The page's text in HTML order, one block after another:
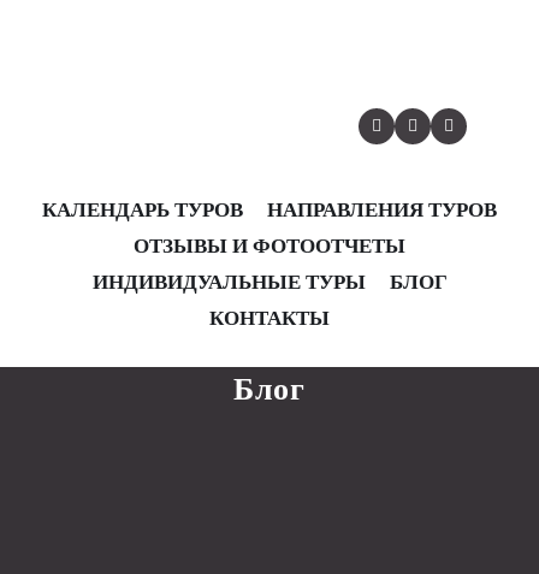
КАЛЕНДАРЬ ТУРОВ
НАПРАВЛЕНИЯ ТУРОВ
ОТЗЫВЫ И ФОТООТЧЕТЫ
ИНДИВИДУАЛЬНЫЕ ТУРЫ
БЛОГ
КОНТАКТЫ
НАПРАВЛЕНИЯ ТУРОВ
ИНДИВИДУАЛЬНЫЕ ТУРЫ БЛОГ
КОНТАКТЫ
Блог